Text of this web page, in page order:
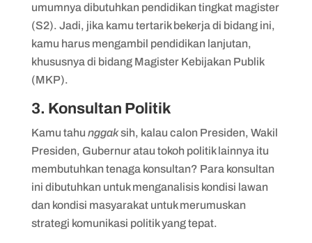
umumnya dibutuhkan pendidikan tingkat magister
(S2). Jadi, jika kamu tertarik bekerja di bidang ini,
kamu harus mengambil pendidikan lanjutan,
khususnya di bidang Magister Kebijakan Publik
(MKP).
3. Konsultan Politik
Kamu tahu nggaksih, kalau calon Presiden, Wakil
Presiden, Gubernur atau tokoh politik lainnya itu
membutuhkan tenaga konsultan? Para konsultan
ini dibutuhkan untuk menganalisis kondisi lawan
dan kondisi masyarakat untuk merumuskan
strategi komunikasi politik yang tepat.